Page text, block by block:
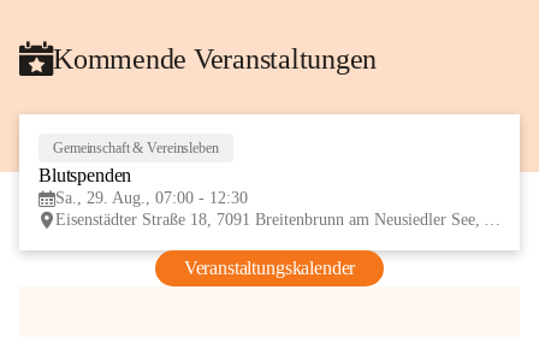
Kommende Veranstaltungen
Gemeinschaft & Vereinsleben
Blutspenden
Sa., 29. Aug., 07:00 - 12:30
Eisenstädter Straße 18, 7091 Breitenbrunn am Neusiedler See, AUT
Veranstaltungskalender